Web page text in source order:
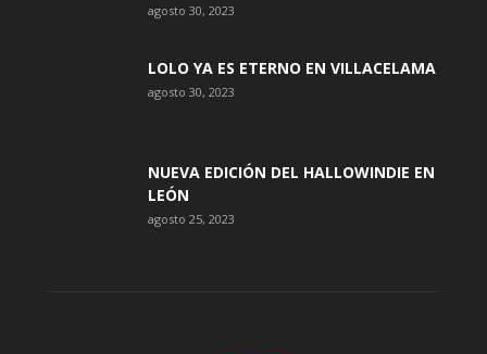
agosto 30, 2023
LOLO YA ES ETERNO EN VILLACELAMA
agosto 30, 2023
NUEVA EDICIÓN DEL HALLOWINDIE EN
LEÓN
agosto 25, 2023